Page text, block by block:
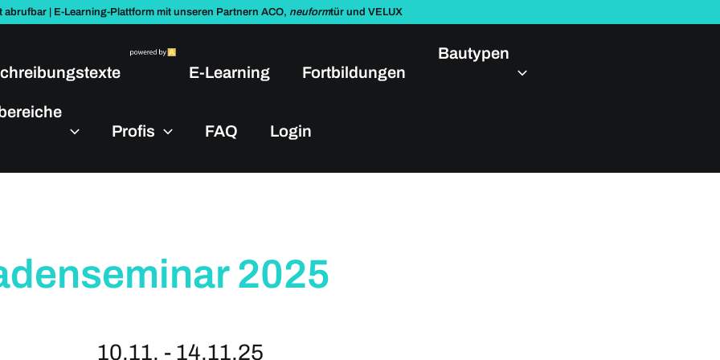
abrufbar | E-Learning-Plattform mit unseren Partnern ACO, neuformtür und VELUX
E-Learning Fortbildungen
Bautypen
Profis
FAQ Login
2025
10.11. - 14.11.25